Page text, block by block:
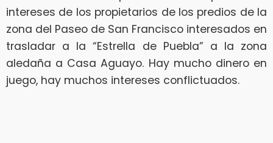
intereses de los propietarios de los predios de la
zona del Paseo de San Francisco interesados en
trasladar a la “Estrella de Puebla” a la zona
aledaña a Casa Aguayo. Hay mucho dinero en
juego, hay muchos intereses conflictuados.